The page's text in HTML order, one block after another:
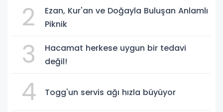
2
Ezan, Kur'an ve Doğayla Buluşan Anlamlı
Piknik
3
Hacamat herkese uygun bir tedavi
değil!
4 Togg'un servis ağı hızla büyüyor